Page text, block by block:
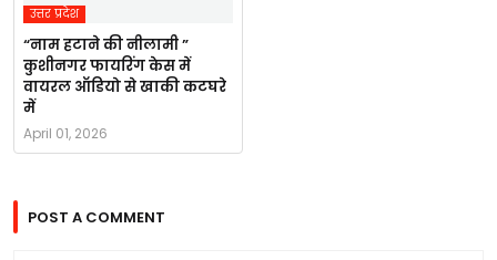
उत्तर प्रदेश
“नाम हटाने की नीलामी ”
कुशीनगर फायरिंग केस में
वायरल ऑडियो से खाकी कटघरे
में
April 01, 2026
POST A COMMENT